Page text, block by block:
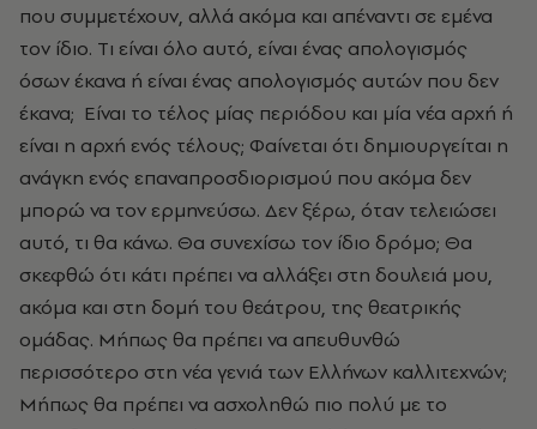
που συμμετέχουν, αλλά ακόμα και απέναντι σε εμένα
τον ίδιο. Tι είναι όλο αυτό, είναι ένας απολογισμός
όσων έκανα ή είναι ένας απολογισμός αυτών που δεν
έκανα; Είναι το τέλος μίας περιόδου και μία νέα αρχή ή
είναι η αρχή ενός τέλους; Φαίνεται ότι δημιουργείται η
ανάγκη ενός επαναπροσδιορισμού που ακόμα δεν
μπορώ να τον ερμηνεύσω. Δεν ξέρω, όταν τελειώσει
αυτό, τι θα κάνω. Θα συνεχίσω τον ίδιο δρόμο; Θα
σκεφθώ ότι κάτι πρέπει να αλλάξει στη δουλειά μου,
ακόμα και στη δομή του θεάτρου, της θεατρικής
ομάδας. Μήπως θα πρέπει να απευθυνθώ
περισσότερο στη νέα γενιά των Ελλήνων καλλιτεχνών;
Μήπως θα πρέπει να ασχοληθώ πιο πολύ με το